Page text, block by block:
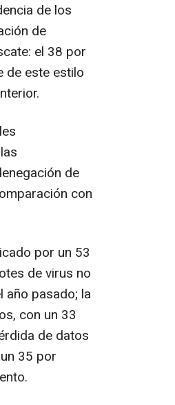
de los
de
el 38 por
de este estilo
de
con
por un 53
de virus no
pasado; la
con un 33
de datos
35 por